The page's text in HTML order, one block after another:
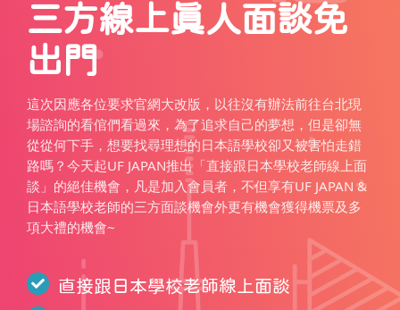
三方線上真人面談免
出門
這次因應各位要求官網大改版，以往沒有辦法前往台北現
場諮詢的看倌們看過來，為了追求自己的夢想，但是卻無
從從何下手，想要找尋理想的日本語學校卻又被害怕走錯
路嗎？今天起UF JAPAN推出「直接跟日本學校老師線上面
談」的絕佳機會，凡是加入會員者，不但享有UF JAPAN &
日本語學校老師的三方面談機會外更有機會獲得機票及多
項大禮的機會~
直接跟日本學校老師線上面談